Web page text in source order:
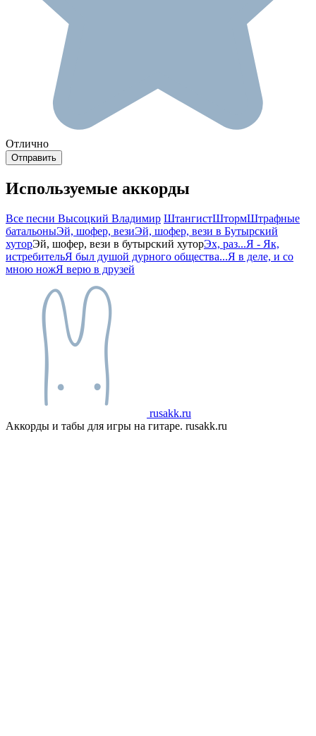
Отлично
Используемые аккорды
Все песни Высоцкий Владимир ШтангистШтормШтрафные
батальоныЭй, шофер, везиЭй, шофер, вези в Бутырский
хуторЭй, шофер, вези в бутырский хуторЭх, раз...Я - Як,
истребительЯ был душой дурного общества...Я в деле, и со
мною ножЯ верю в друзей
rusakk.ru
Аккорды и табы для игры на гитаре. rusakk.ru